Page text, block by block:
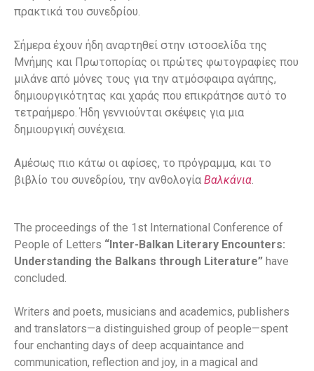
πρακτικά του συνεδρίου.
Σήμερα έχουν ήδη αναρτηθεί στην ιστοσελίδα της
Μνήμης και Πρωτοπορίας οι πρώτες φωτογραφίες που
μιλάνε από μόνες τους για την ατμόσφαιρα αγάπης,
δημιουργικότητας και χαράς που επικράτησε αυτό το
τετραήμερο. Ήδη γεννιούνται σκέψεις για μια
δημιουργική συνέχεια.
Αμέσως πιο κάτω οι αφίσες, το πρόγραμμα, και το
βιβλίο του συνεδρίου, την ανθολογία Βαλκάνια.
The proceedings of the 1st International Conference of
People of Letters “Inter-Balkan Literary Encounters:
Understanding the Balkans through Literature” have
concluded.
Writers and poets, musicians and academics, publishers
and translators—a distinguished group of people—spent
four enchanting days of deep acquaintance and
communication, reflection and joy, in a magical and